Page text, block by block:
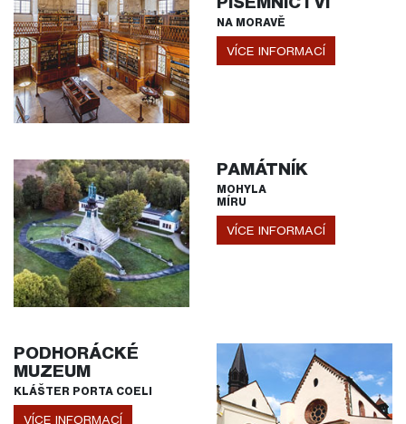
NA MORAVĚ
VÍCE INFORMACÍ
PAMÁTNÍK
MOHYLA
MÍRU
VÍCE INFORMACÍ
PODHORÁCKÉ
MUZEUM
KLÁŠTER PORTA COELI
VÍCE INFORMACÍ